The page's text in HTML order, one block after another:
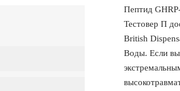
Пептид
Тестовер П
British
Воды. Если вы